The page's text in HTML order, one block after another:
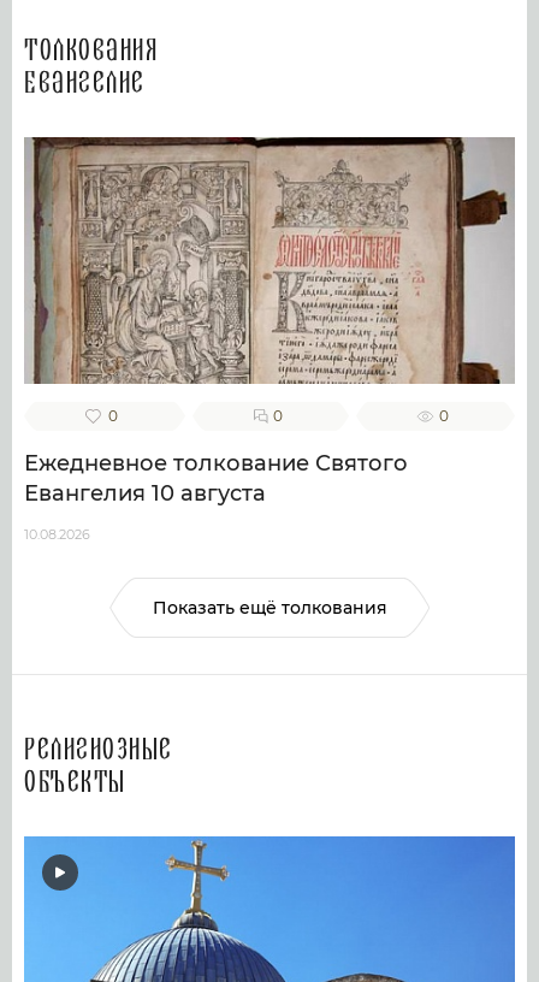
Толкования
Евангелие
0 0 0
Ежедневное толкование Святого
Евангелия 10 августа
10.08.2026
Показать ещё толкования
Религиозные
объекты